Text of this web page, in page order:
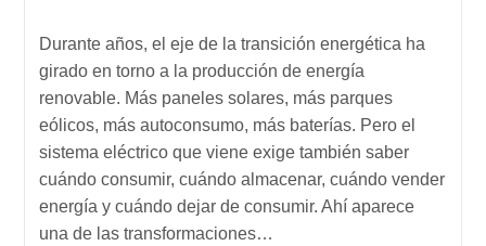
la
entrada:
la
entrada:
lectura:
Durante años, el eje de la transición energética ha
girado en torno a la producción de energía
renovable. Más paneles solares, más parques
eólicos, más autoconsumo, más baterías. Pero el
sistema eléctrico que viene exige también saber
cuándo consumir, cuándo almacenar, cuándo vender
energía y cuándo dejar de consumir. Ahí aparece
una de las transformaciones…